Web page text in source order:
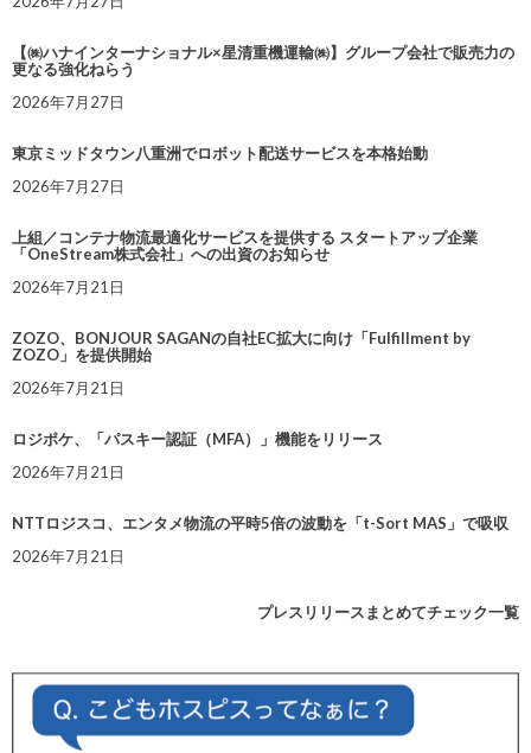
【㈱ハナインターナショナル×星清重機運輸㈱】グループ会社で販売力の
更なる強化ねらう
2026年7月27日
東京ミッドタウン八重洲でロボット配送サービスを本格始動
2026年7月27日
上組／コンテナ物流最適化サービスを提供する スタートアップ企業
「OneStream株式会社」への出資のお知らせ
2026年7月21日
ZOZO、BONJOUR SAGANの自社EC拡大に向け「Fulfillment by
ZOZO」を提供開始
2026年7月21日
ロジポケ、「パスキー認証（MFA）」機能をリリース
2026年7月21日
NTTロジスコ、エンタメ物流の平時5倍の波動を「t-Sort MAS」で吸収
2026年7月21日
プレスリリースまとめてチェック一覧